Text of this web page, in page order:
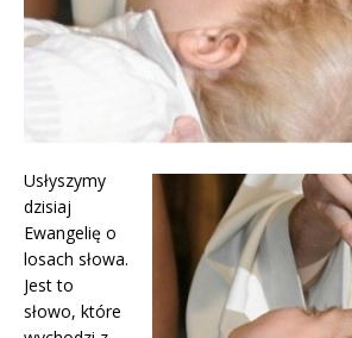
Usłyszymy
dzisiaj
Ewangelię o
losach słowa.
Jest to
słowo, które